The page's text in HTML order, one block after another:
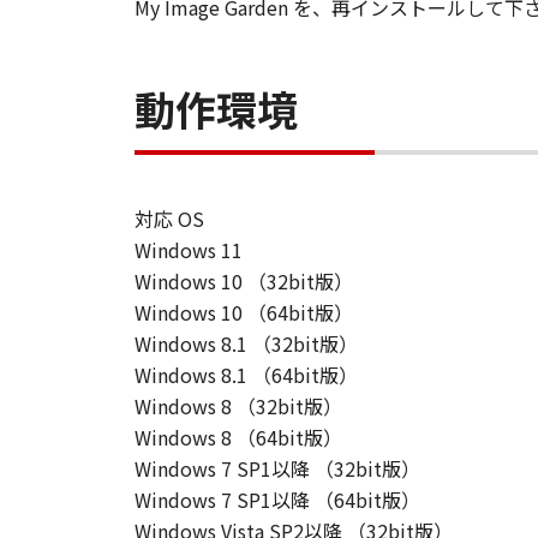
My Image Garden を、再インストールして下
動作環境
対応 OS
Windows 11
Windows 10 （32bit版）
Windows 10 （64bit版）
Windows 8.1 （32bit版）
Windows 8.1 （64bit版）
Windows 8 （32bit版）
Windows 8 （64bit版）
Windows 7 SP1以降 （32bit版）
Windows 7 SP1以降 （64bit版）
Windows Vista SP2以降 （32bit版）